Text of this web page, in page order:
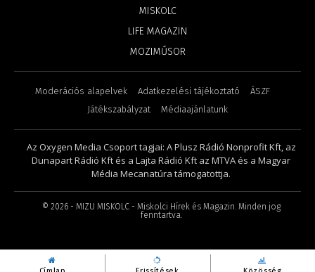
MISKOLC
LIFE MAGAZIN
MOZIMŰSOR
Moderációs alapelvek Adatkezelési tájékoztató
ÁSZF
Játékszabályzat
Médiaajánlatunk
Az Oxygen Media Csoport tagjai: A Plusz Rádió Nonprofit Kft, az
Dunapart Rádió Kft és a Lajta Rádió Kft az MTVA és a Magyar
Média Mecanatúra támogatottja.
© 2026- MIZU MISKOLC - Miskolci Hírek és Magazin. Minden jog
fenntartva.